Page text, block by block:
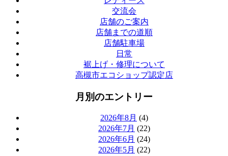
交流会
店舗のご案内
店舗までの道順
店舗駐車場
日常
裾上げ・修理について
高槻市エコショップ認定店
月別のエントリー
2026年8月 (4)
2026年7月 (22)
2026年6月 (24)
2026年5月 (22)